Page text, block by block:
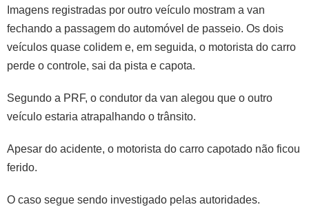
Imagens registradas por outro veículo mostram a van
fechando a passagem do automóvel de passeio. Os dois
veículos quase colidem e, em seguida, o motorista do carro
perde o controle, sai da pista e capota.
Segundo a PRF, o condutor da van alegou que o outro
veículo estaria atrapalhando o trânsito.
Apesar do acidente, o motorista do carro capotado não ficou
ferido.
O caso segue sendo investigado pelas autoridades.